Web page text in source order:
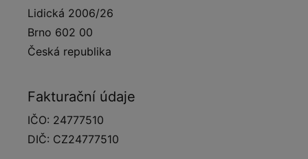
Lidická 2006/26
Brno 602 00
Česká republika
Fakturační údaje
IČO: 24777510
DIČ: CZ24777510